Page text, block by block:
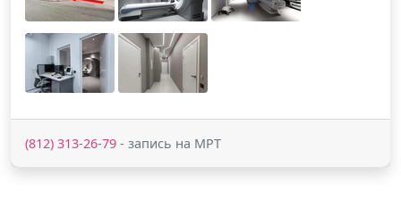
(812) 313-26-79 - запись на МРТ